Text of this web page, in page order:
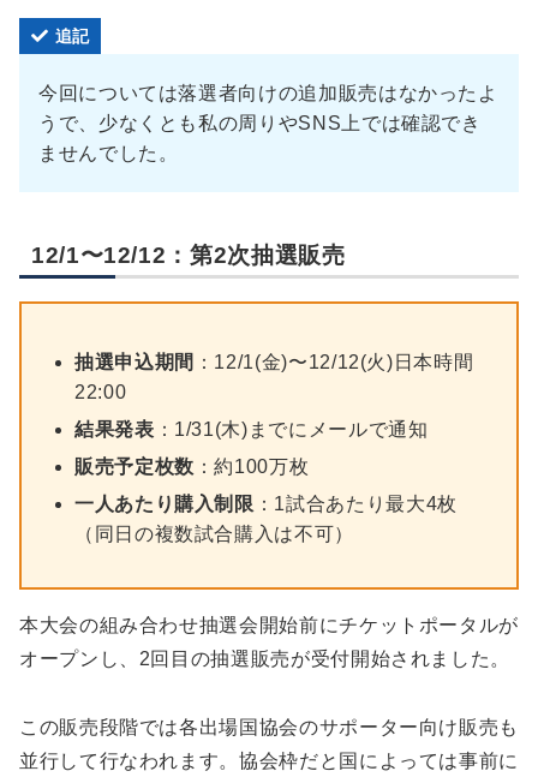
追記
今回については落選者向けの追加販売はなかったよ
うで、少なくとも私の周りやSNS上では確認でき
ませんでした。
12/1〜12/12：第2次抽選販売
抽選申込期間 ：12/1(金)〜12/12(火)日本時間
22:00
結果発表 ：1/31(木)までにメールで通知
販売予定枚数 ：約100万枚
一人あたり購入制限 ：1試合あたり最大4枚
（同日の複数試合購入は不可）
本大会の組み合わせ抽選会開始前にチケットポータルが
オープンし、2回目の抽選販売が受付開始されました。
この販売段階では各出場国協会のサポーター向け販売も
並行して行なわれます。協会枠だと国によっては事前に